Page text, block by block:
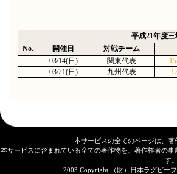
平成21年度
No.
開催日 対戦チーム
03/14(日)
関東代表
03/21(日)
九州代表
本サービスの全てのページは、
本サービスに含まれている全ての著作物を、著作権者の
す
2003 Copyright （財）日本ラグビー